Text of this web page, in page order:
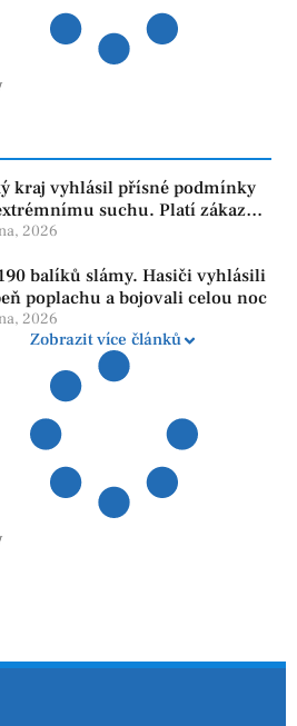
kraj vyhlásil přísné podmínky
suchu. Platí zákaz
2026
balíků slámy. Hasiči vyhlásili
poplachu a bojovali celou noc
2026
Zobrazit více článků